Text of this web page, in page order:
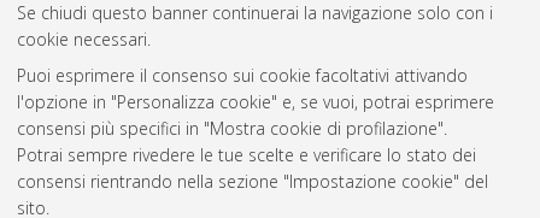
Se chiudi questo banner continuerai la navigazione solo con i
cookie necessari.
Puoi esprimere il consenso sui cookie facoltativi attivando
l'opzione in "Personalizza cookie" e, se vuoi, potrai esprimere
consensi più specifici in "Mostra cookie di profilazione".
Potrai sempre rivedere le tue scelte e verificare lo stato dei
consensi rientrando nella sezione "Impostazione cookie" del
sito.
Atom
Rss 1.0
Rss 2.0